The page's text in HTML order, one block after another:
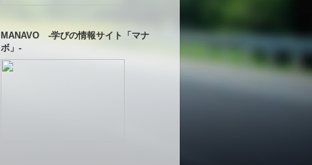
MANAVO -学びの情報サイト「マナ
ボ」-